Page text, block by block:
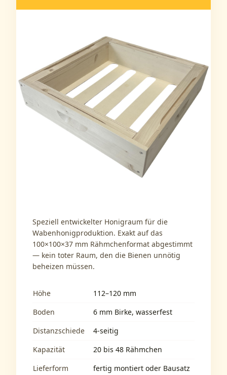
Speziell entwickelter Honigraum für die
Wabenhonigproduktion. Exakt auf das
100×100×37 mm Rähmchenformat abgestimmt
— kein toter Raum, den die Bienen unnötig
beheizen müssen.
Höhe
112–120 mm
Boden
6 mm Birke, wasserfest
Distanzschiede
4-seitig
Kapazität
20 bis 48 Rähmchen
Lieferform
fertig montiert oder Bausatz